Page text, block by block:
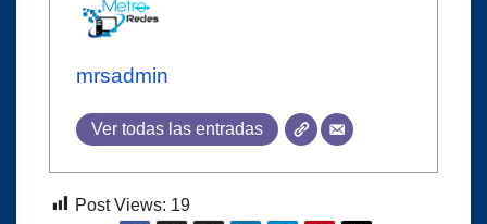
mrsadmin
Ver todas las entradas
Post Views: 19